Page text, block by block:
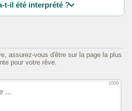
t-il été interprété ?
assurez-vous d'être sur la page la plus
pour votre rêve.
1000